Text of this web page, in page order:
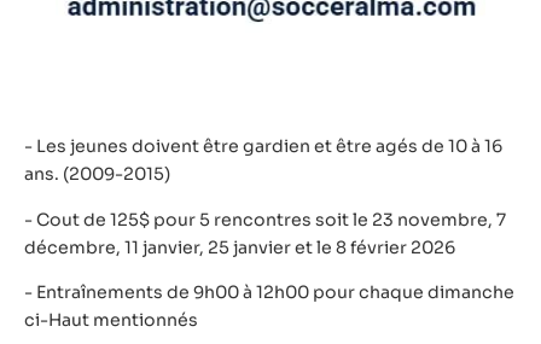
- Les jeunes doivent être gardien et être agés de 10 à 16
ans. (2009-2015)
- Cout de 125$ pour 5 rencontres soit le 23 novembre, 7
décembre, 11 janvier, 25 janvier et le 8 février 2026
- Entraînements de 9h00 à 12h00 pour chaque dimanche
ci-Haut mentionnés